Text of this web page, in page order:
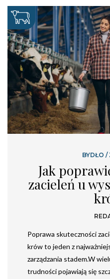
BYDŁO /
Jak
zacieleń u
Poprawa skuteczności
krów to jeden z
zarządzania stadem.W
trudności pojawiają się